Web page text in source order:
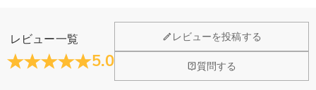
4.高品質レザー収納ケース付き：ドラムスティックの整理、品質保護、持ち運
びに役たちます。
5.多機能クリップ ：ドラムキット、バッグ、ベルトに簡単にクリップでき、素
閉じる
レビュー一覧
5.0
レビューを投稿する
質問する